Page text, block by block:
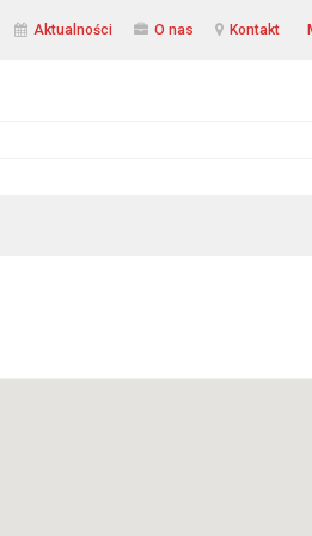
Aktualności O nas Kontakt